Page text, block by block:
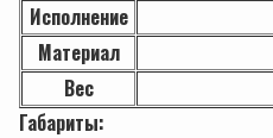
Исполнение
Материал
Вес
Габариты: